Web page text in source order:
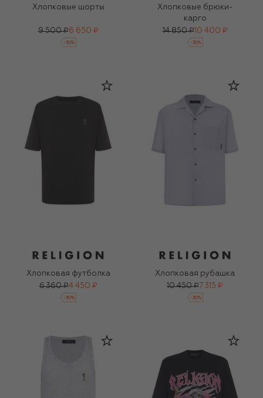
Хлопковые шорты
9 500 ₽6 650 ₽
-30%
Хлопковые брюки-
карго
14 850 ₽10 400 ₽
-30%
Хлопковая футболка
6 360 ₽4 450 ₽
-30%
Хлопковая рубашка
10 450 ₽7 315 ₽
-30%